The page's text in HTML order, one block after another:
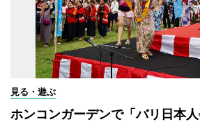
見る・遊ぶ
ホンコンガーデンで「バリ日本